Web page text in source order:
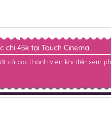
chỉ 45k tại Touch Cinema
cả các thành viên khi đến xem